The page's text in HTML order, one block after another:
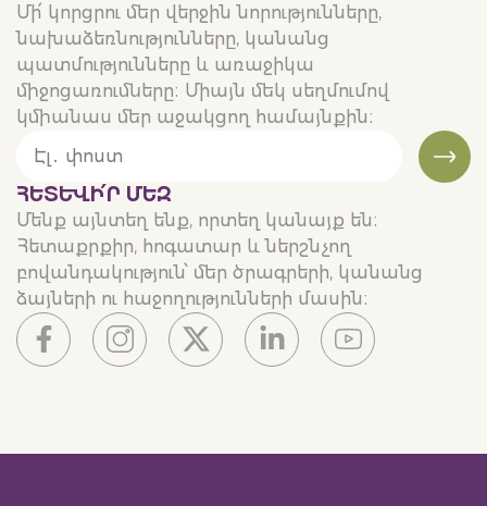
Մի՛ կորցրու մեր վերջին նորությունները,
նախաձեռնությունները, կանանց
պատմությունները և առաջիկա
միջոցառումները։ Միայն մեկ սեղմումով
կմիանաս մեր աջակցող համայնքին։
ՀԵՏԵՒԻ՛Ր ՄԵԶ
Մենք այնտեղ ենք, որտեղ կանայք են։
Հետաքրքիր, հոգատար և ներշնչող
բովանդակություն՝ մեր ծրագրերի, կանանց
ձայների ու հաջողությունների մասին։